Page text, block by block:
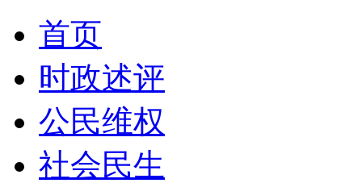
首页
时政述评
公民维权
社会民生